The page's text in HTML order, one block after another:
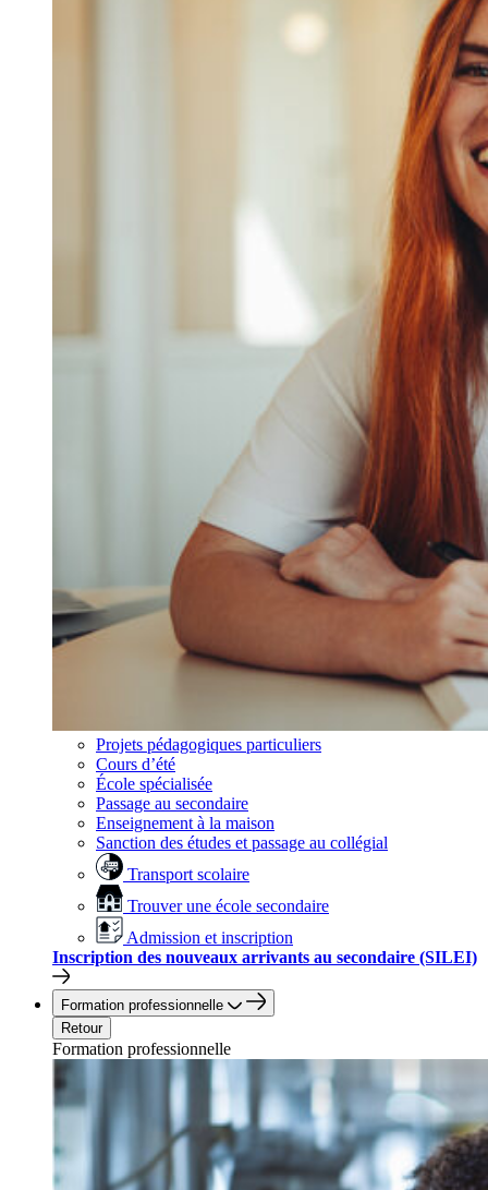
Projets pédagogiques particuliers
Cours d’été
École spécialisée
Passage au secondaire
Enseignement à la maison
Sanction des études et passage au collégial
Transport scolaire
Trouver une école secondaire
Admission et inscription
Inscription des nouveaux arrivants au secondaire (SILEI)
Formation professionnelle
Retour
Formation professionnelle